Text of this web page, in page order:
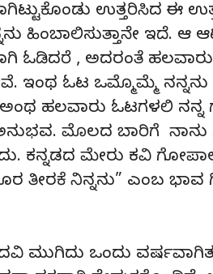
ಉತ್ತರಿಸಿದ ಈ
ಹಿಂಬಾಲಿಸುತ್ತಾನೇ ಇದೆ. ಆ
ಓಡಿದರೆ , ಅದರಂತೆ
ಇಂಥ ಓಟ ಒಮ್ಮೊಮ್ಮೆ
ಅಂಥ ಹಲವಾರು ಓಟಗಳಲಿ ನನ್ನ
ಮೊಲದ ಬಾರಿಗೆ ನಾನು
ಕನ್ನಡದ ಮೇರು ಕವಿ
ನಿನ್ನನು” ಎಂಬ ಭಾವ
ಮುಗಿದು ಒಂದು